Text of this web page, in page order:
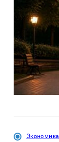
Экономика